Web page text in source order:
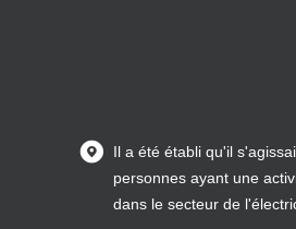
Il a été établi qu'il
personnes ayant une
dans le secteur de